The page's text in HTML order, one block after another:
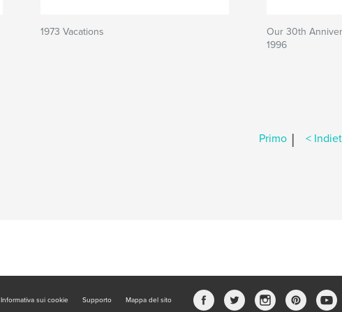
1973 Vacations
Our 30th
1996
Primo | <
Informativa sui cookie Supporto Mappa del sito